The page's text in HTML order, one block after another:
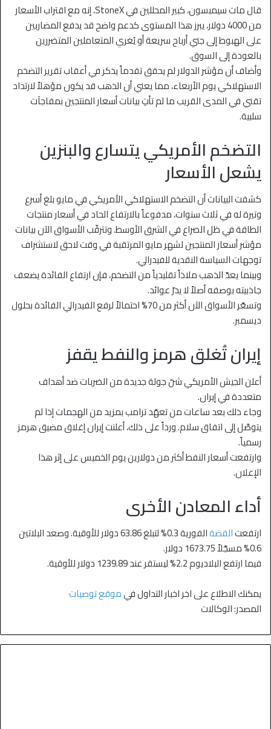
قال مات سيمبسون، كبير المحللين في StoneX، إنه مع اقتراب الأسعار
من 4000 دولار، يبرز هذا المستوى كدعم واضح قد يدفع المضاربين
على الهبوط إلى جني أرباح سريعة أو يُغري المتعاملين المتضررين
بالعودة إلى السوق.
وأضاف أن مؤشر الدولار لم يحقق تقدماً يذكر في أعقاب تقرير التضخم
الاستهلاكي يوم الأربعاء، مما يعني أن الذهب قد يكون مؤهلاً لارتداد
تقني في المدى القريب ما لم تأتِ بيانات أسعار المنتجين بمفاجآت
سلبية.
التضخم الأمريكي يتسارع والبنزين
يشعل الأسعار
كشفت البيانات أن التضخم الاستهلاكي الأمريكي في مايو بلغ أسرع
وتيرة له في ثلاث سنوات، مدفوعاً بالارتفاع الحاد في أسعار منتجات
الطاقة في ظل الصراع في الشرق الأوسط. وتترقّب الأسواق الآن بيانات
مؤشر أسعار المنتجين لشهر مايو المرتقبة في وقت لاحق لاستشراف
توجهات السياسة النقدية للفيدرالي.
وبينما يعدّ الذهب ملاذاً تقليدياً من التضخم، فإن ارتفاع الفائدة يضعف
جاذبيته بوصفه أصلاً لا يدرّ عوائد.
وتسعّر الأسواق الآن أكثر من 70% احتمالاً لرفع الفيدرالي الفائدة بحلول
ديسمبر.
إيران تُغلق هرمز والنفط يقفز
أعلن الجيش الأمريكي شنّ جولة جديدة من الضربات ضد أهداف
متعددة في إيران.
وجاء ذلك بعد ساعات من تعهّد ترامب بمزيد من الهجمات إذا لم
يتوصَّل إلى اتفاق سلام. ورداً على ذلك، أعلنت إيران إغلاق مضيق هرمز
رسمياً.
وارتفعت أسعار النفط أكثر من دولارين يوم الخميس على إثر هذا
الإعلان.
أداء المعادن الأخرى
ارتفعتالفضة
الفورية 0.3% لتبلغ 63.86 دولار للأوقية. وصعد البلاتين
0.6% مسجّلاً 1673.75 دولار.
فيما ارتفع البلاديوم 2.2% ليستقر عند 1239.89 دولار للأوقية.
يمكنك الاطلاع على اخر اخبار التداول فيموقع توصيات
المصدر: الوكالات